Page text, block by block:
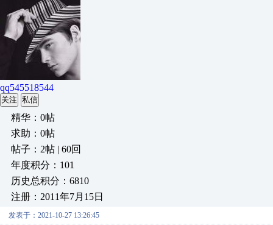
qq545518544
关注 私信
精华：0帖
求助：0帖
帖子：2帖 | 60回
年度积分：101
历史总积分：6810
注册：2011年7月15日
发表于：2021-10-27 13:26:45